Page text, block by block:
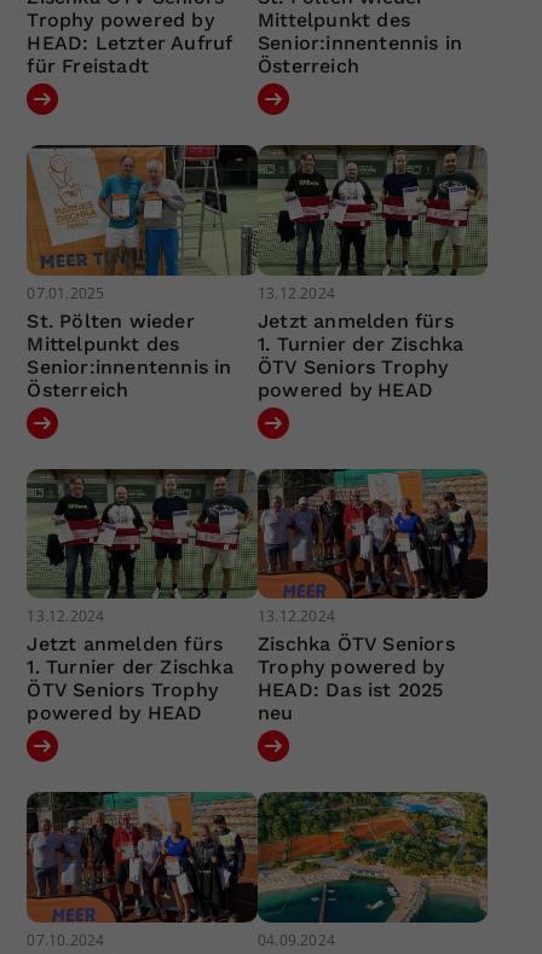
Trophy powered by
HEAD: Letzter Aufruf
für Freistadt
Mittelpunkt des
Senior:innentennis in
Österreich
07.01.2025
St. Pölten wieder
Mittelpunkt des
Senior:innentennis in
Österreich
13.12.2024
Jetzt anmelden fürs
1. Turnier der Zischka
ÖTV Seniors Trophy
powered by HEAD
13.12.2024
Jetzt anmelden fürs
1. Turnier der Zischka
ÖTV Seniors Trophy
powered by HEAD
13.12.2024
Zischka ÖTV Seniors
Trophy powered by
HEAD: Das ist 2025
neu
07.10.2024 04.09.2024